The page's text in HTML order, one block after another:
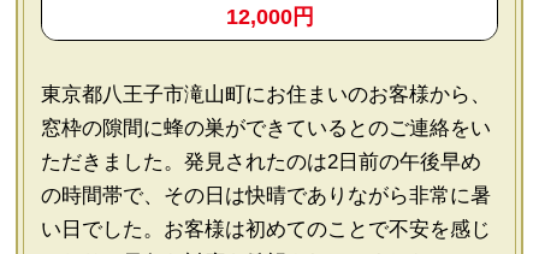
12,000円
東京都八王子市滝山町にお住まいのお客様から、
窓枠の隙間に蜂の巣ができているとのご連絡をい
ただきました。発見されたのは2日前の午後早め
の時間帯で、その日は快晴でありながら非常に暑
い日でした。お客様は初めてのことで不安を感じ